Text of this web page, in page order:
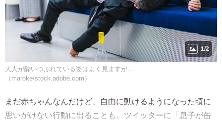
1/2
大人が酔いつぶれている姿はよく見ますが…
（maroke/stock.adobe.com）
まだ赤ちゃんなんだけど、自由に動けるようになった頃に
思いがけない行動に出ることも。ツイッターに「息子が缶